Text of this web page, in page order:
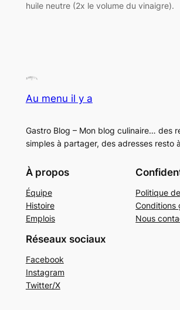
huile neutre (2x le volume du vinaigre).
Au menu il y a
Gastro Blog – Mon blog culinaire… des
simples à partager, des adresses resto
À propos
Équipe
Histoire
Emplois
Politique
Conditions
Nous
Réseaux sociaux
Facebook
Instagram
Twitter/X